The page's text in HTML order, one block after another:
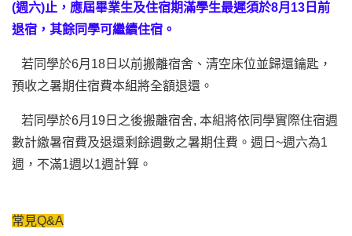
(週六)止，應屆畢業生及住宿期滿學生最遲須於8月13日前
退宿，其餘同學可繼續住宿。
若同學於6月18日以前搬離宿舍、清空床位並歸還鑰匙，
預收之暑期住宿費本組將全額退還。
若同學於6月19日之後搬離宿舍, 本組將依同學實際住宿週
數計繳暑宿費及退還剩餘週數之暑期住費。週日~週六為1
週，不滿1週以1週計算。
常見Q&A